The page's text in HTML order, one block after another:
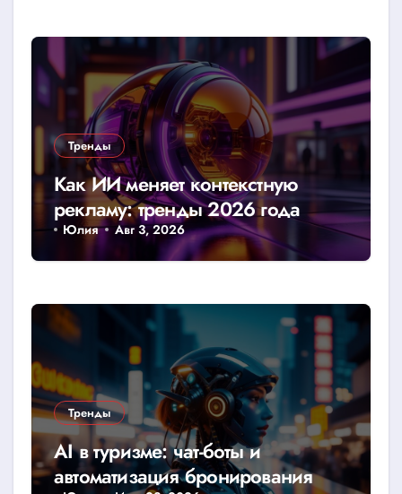
Тренды
Как ИИ меняет контекстную
рекламу: тренды 2026 года
Юлия Авг 3, 2026
Тренды
AI в туризме: чат-боты и
автоматизация бронирования